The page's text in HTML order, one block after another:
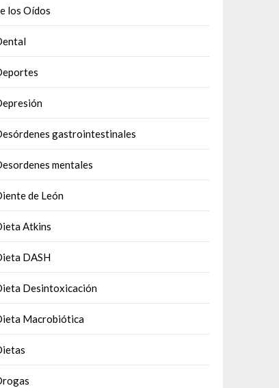
los Oídos
gastrointestinales
mentales
de León
Atkins
DASH
Desintoxicación
Macrobiótica